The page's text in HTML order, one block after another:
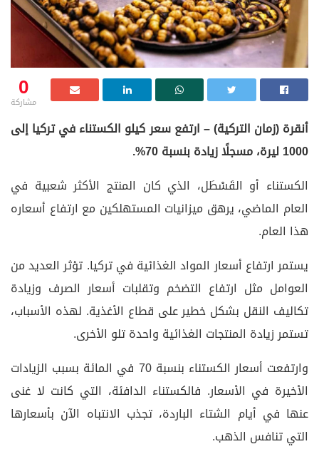
0
مشاركة
أنقرة (زمان التركية) – ارتفع سعر كيلو الكستناء في تركيا إلى
1000 ليرة، مسجلًا زيادة بنسبة 70%.
الكستناء أو القَسْطَل، الذي كان المنتج الأكثر شعبية في
العام الماضي، يرهق ميزانيات المستهلكين مع ارتفاع أسعاره
هذا العام.
يستمر ارتفاع أسعار المواد الغذائية في تركيا. تؤثر العديد من
العوامل مثل ارتفاع التضخم وتقلبات أسعار الصرف وزيادة
تكاليف النقل بشكل خطير على قطاع الأغذية. لهذه الأسباب،
تستمر زيادة المنتجات الغذائية واحدة تلو الأخرى.
وارتفعت أسعار الكستناء بنسبة 70 في المائة بسبب الزيادات
الأخيرة في الأسعار. فالكستناء الدافئة، التي كانت لا غنى
عنها في أيام الشتاء الباردة، تجذب الانتباه الآن بأسعارها
التي تنافس الذهب.